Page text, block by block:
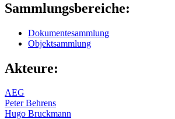
Sammlungsbereiche:
Dokumentesammlung
Objektsammlung
Akteure:
AEG
Peter Behrens
Hugo Bruckmann